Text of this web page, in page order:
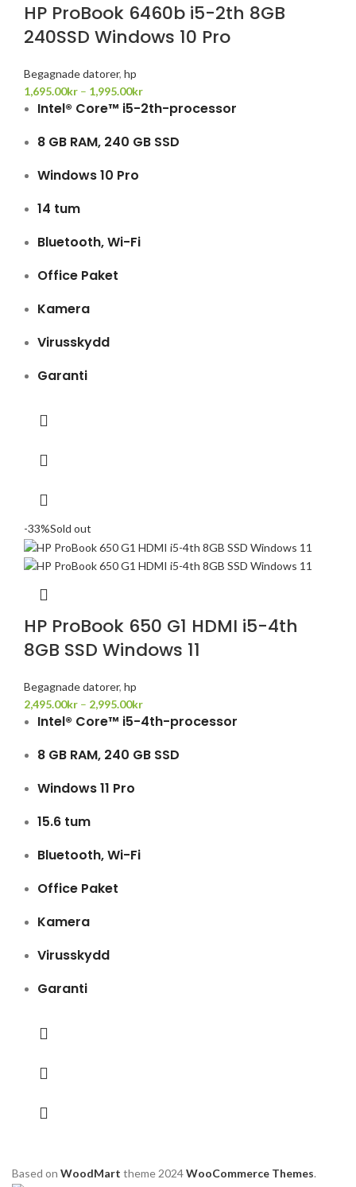
HP ProBook 6460b i5-2th 8GB
240SSD Windows 10 Pro
Begagnade datorer, hp
1,695.00kr – 1,995.00kr
Intel® Core™ i5-2th-processor
8 GB RAM, 240 GB SSD
Windows 10 Pro
14 tum
Bluetooth, Wi-Fi
Office Paket
Kamera
Virusskydd
Garanti
-33%Sold out
HP ProBook 650 G1 HDMI i5-4th
8GB SSD Windows 11
Begagnade datorer, hp
2,495.00kr – 2,995.00kr
Intel® Core™ i5-4th-processor
8 GB RAM, 240 GB SSD
Windows 11 Pro
15.6 tum
Bluetooth, Wi-Fi
Office Paket
Kamera
Virusskydd
Garanti
Based on WoodMart theme 2024WooCommerce Themes.